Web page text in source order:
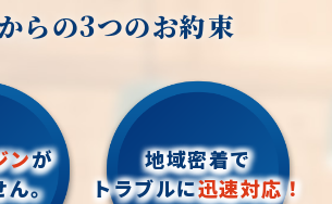
らの3つのお約束
ンが
。
地域密着で
トラブルに迅速対応！